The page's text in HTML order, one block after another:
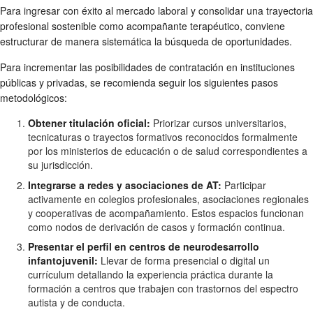
Para ingresar con éxito al mercado laboral y consolidar una trayectoria
profesional sostenible como acompañante terapéutico, conviene
estructurar de manera sistemática la búsqueda de oportunidades.
Para incrementar las posibilidades de contratación en instituciones
públicas y privadas, se recomienda seguir los siguientes pasos
metodológicos:
Obtener titulación oficial: Priorizar cursos universitarios,
tecnicaturas o trayectos formativos reconocidos formalmente
por los ministerios de educación o de salud correspondientes a
su jurisdicción.
Integrarse a redes y asociaciones de AT: Participar
activamente en colegios profesionales, asociaciones regionales
y cooperativas de acompañamiento. Estos espacios funcionan
como nodos de derivación de casos y formación continua.
Presentar el perfil en centros de neurodesarrollo
infantojuvenil: Llevar de forma presencial o digital un
currículum detallando la experiencia práctica durante la
formación a centros que trabajen con trastornos del espectro
autista y de conducta.